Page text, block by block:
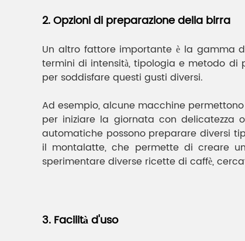
2. Opzioni di preparazione della birra
Un altro fattore importante è la gamma
termini di intensità, tipologia e metodo di
per soddisfare questi gusti diversi.
Ad esempio, alcune macchine
per iniziare la giornata con delicatezza
automatiche possono preparare diversi
il montalatte, che permette di creare
sperimentare diverse ricette di caffè,
3. Facilità d'uso